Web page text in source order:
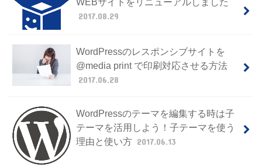
2017.08.29
WordPressのレスポンシブサイトを
@media print で印刷対応させる方法
2017.06.28
WordPressのテーマを編集する時は子
テーマを活用しよう！子テーマを使う
理由と使い方 2017.06.13